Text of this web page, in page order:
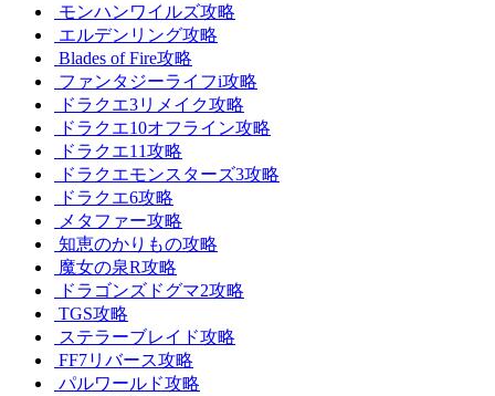
モンハンワイルズ攻略
エルデンリング攻略
Blades of Fire攻略
ファンタジーライフi攻略
ドラクエ3リメイク攻略
ドラクエ10オフライン攻略
ドラクエ11攻略
ドラクエモンスターズ3攻略
ドラクエ6攻略
メタファー攻略
知恵のかりもの攻略
魔女の泉R攻略
ドラゴンズドグマ2攻略
TGS攻略
ステラーブレイド攻略
FF7リバース攻略
パルワールド攻略